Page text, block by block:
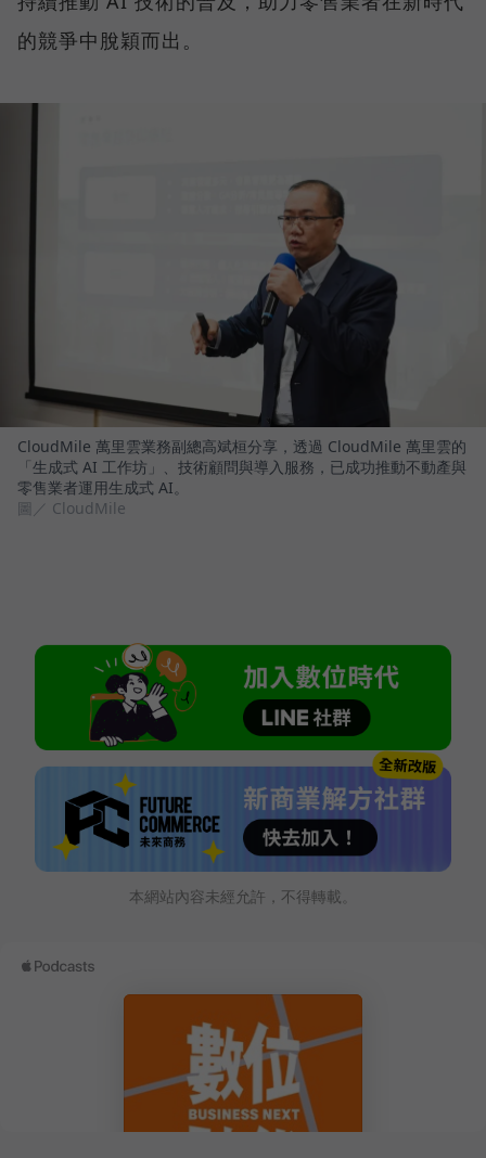
的競爭中脫穎而出。
CloudMile 萬里雲業務副總高斌桓分享，透過 CloudMile 萬里雲的
「生成式 AI 工作坊」、技術顧問與導入服務，已成功推動不動產與
零售業者運用生成式 AI。
圖／ CloudMile
本網站內容未經允許，不得轉載。